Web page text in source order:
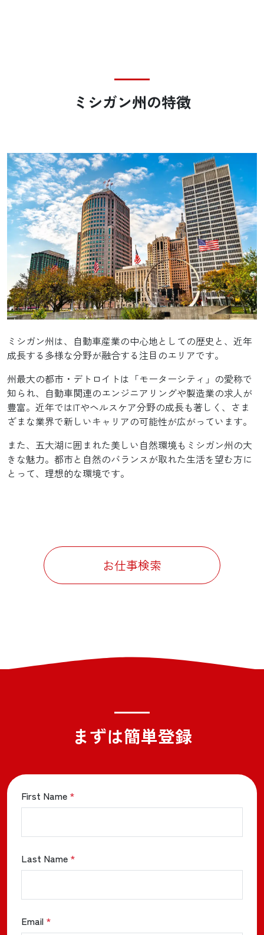
ミシガン州の特徴
ミシガン州は、自動車産業の中心地としての歴史と、近年
成長する多様な分野が融合する注目のエリアです。
州最大の都市・デトロイトは「モーターシティ」の愛称で
知られ、自動車関連のエンジニアリングや製造業の求人が
豊富。近年ではITやヘルスケア分野の成長も著しく、さま
ざまな業界で新しいキャリアの可能性が広がっています。
また、五大湖に囲まれた美しい自然環境もミシガン州の大
きな魅力。都市と自然のバランスが取れた生活を望む方に
とって、 理想的な環境です。
お仕事検索
まずは簡単登録
First Name *
Last Name *
Email *